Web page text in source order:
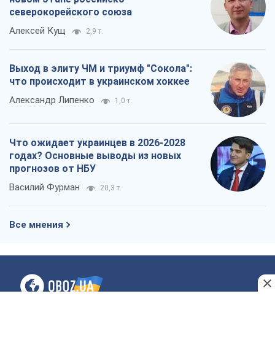
северокорейского союза
Алексей Кущ 2,9 т.
Выход в элиту ЧМ и триумф "Сокола":
что происходит в украинском хоккее
Александр Липенко 1,0 т.
Что ожидает украинцев в 2026-2028
годах? Основные выводы из новых
прогнозов от НБУ
Василий Фурман 20,3 т.
Все мнения